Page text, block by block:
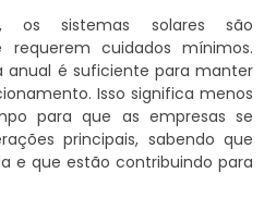
os sistemas solares são
cuidados mínimos.
anual é suficiente para manter
Isso significa menos
para que as empresas se
principais, sabendo que
e que estão contribuindo para